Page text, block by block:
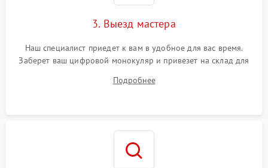
3. Выезд мастера
Наш специалист приедет к вам в удобное для вас время.
Заберет ваш цифровой монокуляр и привезет на склад для
Подробнее